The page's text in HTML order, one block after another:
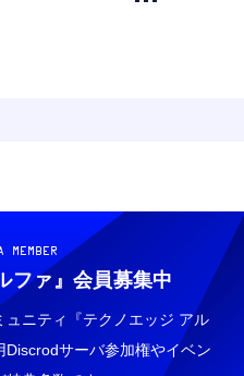
MEMBER
ファ』 会員募集中
ニティ『テクノエッジ アル
サーバ参加権やイベン